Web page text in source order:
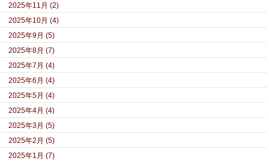
2025年11月 (2)
2025年10月 (4)
2025年9月 (5)
2025年8月 (7)
2025年7月 (4)
2025年6月 (4)
2025年5月 (4)
2025年4月 (4)
2025年3月 (5)
2025年2月 (5)
2025年1月 (7)